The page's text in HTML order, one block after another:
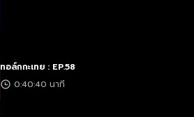
ทอล์กกะเทย : EP.58
0:40:40 นาที